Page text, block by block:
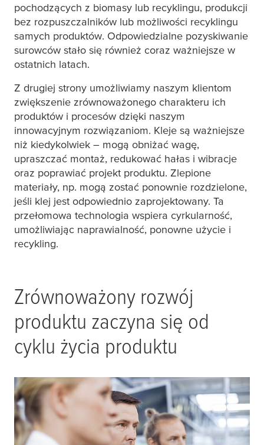
pochodzących z biomasy lub recyklingu, produkcji
bez rozpuszczalników lub możliwości recyklingu
samych produktów. Odpowiedzialne pozyskiwanie
surowców stało się również coraz ważniejsze w
ostatnich latach.
Z drugiej strony umożliwiamy naszym klientom
zwiększenie zrównoważonego charakteru ich
produktów i procesów dzięki naszym
innowacyjnym rozwiązaniom. Kleje są ważniejsze
niż kiedykolwiek – mogą obniżać wagę,
upraszczać montaż, redukować hałas i wibracje
oraz poprawiać projekt produktu. Zlepione
materiały, np. mogą zostać ponownie rozdzielone,
jeśli klej jest odpowiednio zaprojektowany. Ta
przełomowa technologia wspiera cyrkularność,
umożliwiając naprawialność, ponowne użycie i
recykling.
Zrównoważony rozwój
produktu zaczyna się od
cyklu życia produktu